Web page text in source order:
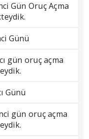
Gün Oruç Açma
Günü
gün oruç açma
Günü
gün oruç açma